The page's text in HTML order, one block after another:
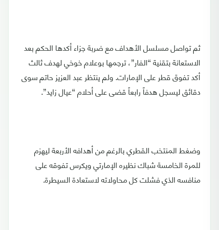
ثم تواصل مسلسل الأهداف مع ضربة جزاء أكدها الحكم بعد
الاستعانة بتقنية “الفار”، ترجمها بوعلام خوخي لهدف ثالث
أكد تفوق قطر على الإمارات. ولم ينتظر عبد العزيز حاتم سوى
دقائق ليسجل هدفاً رابعاً قضى على أحلام “عيال زايد”.
وضغط المنتخب القطري بالرغم من أهدافه الأربعة ليهزم
للمرة الخامسة شباك نظيره الإمارتي ويكرس تفوقه على
منافسه الذي فشلت كل محاولاته لاستعادة السيطرة.